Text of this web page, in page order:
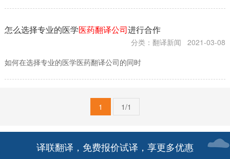
怎么选择专业的医学医药翻译公司进行合作
分类：翻译新闻
2021-03-08
如何在选择专业的医学医药翻译公司的同时
1 1/1
译联翻译，免费报价试译，享更多优惠